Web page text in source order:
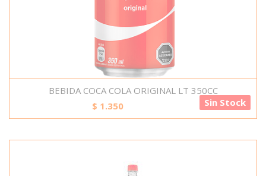
BEBIDA COCA COLA ORIGINAL LT 350CC
$ 1.350 Sin Stock